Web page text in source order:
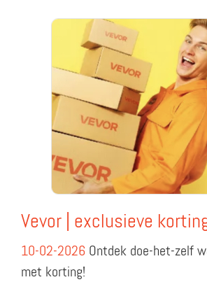
Vevor | exclusieve
10-02-2026 Ontdek doe-het-zelf
met korting!